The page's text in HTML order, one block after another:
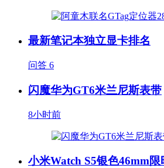
最新笔记本独立显卡排名
问答 6
闪魔华为GT6米兰尼斯表带
8小时前
小米Watch S5银色46mm限